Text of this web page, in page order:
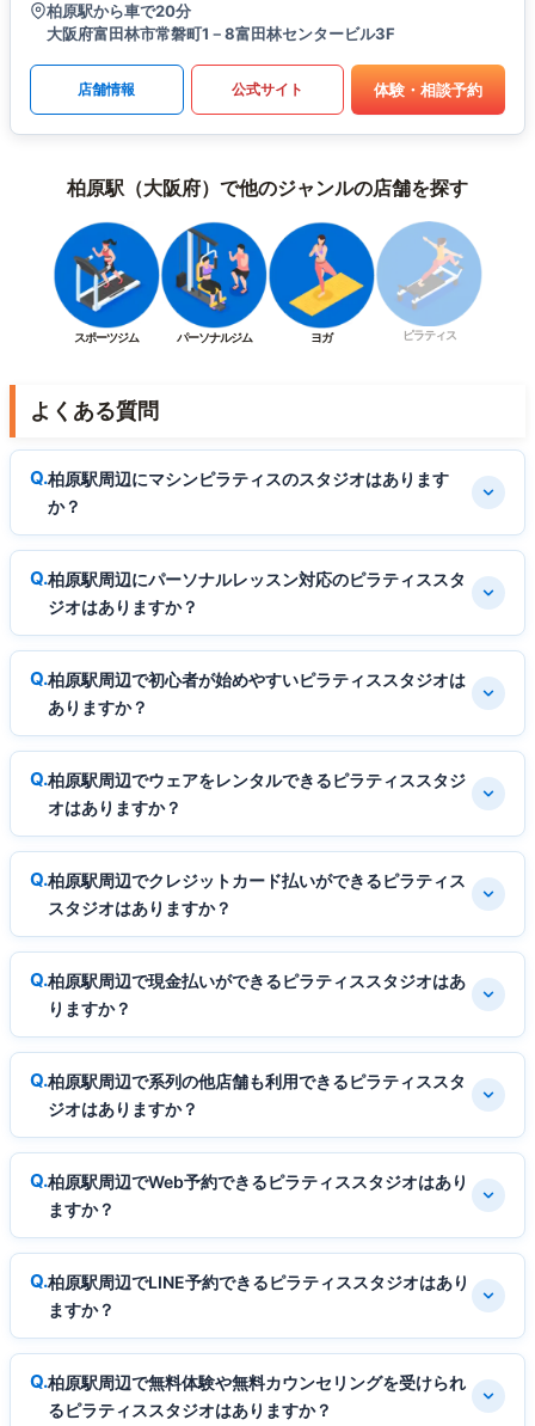
柏原駅から車で20分
大阪府富田林市常磐町1－8富田林センタービル3F
店舗情報 公式サイト 体験・相談予約
柏原駅（大阪府）で他のジャンルの店舗を探す
スポーツジム パーソナルジム ヨガ ピラティス
よくある質問
柏原駅周辺にマシンピラティスのスタジオはあります
か？
柏原駅周辺にパーソナルレッスン対応のピラティススタ
ジオはありますか？
柏原駅周辺で初心者が始めやすいピラティススタジオは
ありますか？
柏原駅周辺でウェアをレンタルできるピラティススタジ
オはありますか？
柏原駅周辺でクレジットカード払いができるピラティス
スタジオはありますか？
柏原駅周辺で現金払いができるピラティススタジオはあ
りますか？
柏原駅周辺で系列の他店舗も利用できるピラティススタ
ジオはありますか？
柏原駅周辺でWeb予約できるピラティススタジオはあり
ますか？
柏原駅周辺でLINE予約できるピラティススタジオはあり
ますか？
柏原駅周辺で無料体験や無料カウンセリングを受けられ
るピラティススタジオはありますか？